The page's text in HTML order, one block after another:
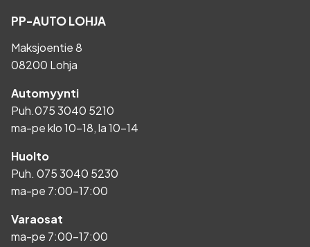
PP-AUTO LOHJA
Maksjoentie 8
08200 Lohja
Automyynti
Puh.075 3040 5210
ma-pe klo 10-18, la 10-14
Huolto
Puh. 075 3040 5230
ma-pe 7:00-17:00
Varaosat
ma-pe 7:00-17:00